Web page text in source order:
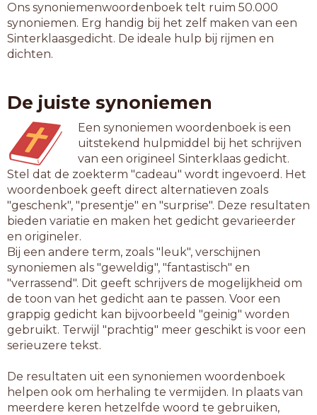
Ons synoniemenwoordenboek telt ruim 50.000
synoniemen. Erg handig bij het zelf maken van een
Sinterklaasgedicht. De ideale hulp bij rijmen en
dichten.
De juiste synoniemen
Een synoniemen woordenboek is een
uitstekend hulpmiddel bij het schrijven
van een origineel Sinterklaas gedicht.
Stel dat de zoekterm "cadeau" wordt ingevoerd. Het
woordenboek geeft direct alternatieven zoals
"geschenk", "presentje" en "surprise". Deze resultaten
bieden variatie en maken het gedicht gevarieerder
en origineler.
Bij een andere term, zoals "leuk", verschijnen
synoniemen als "geweldig", "fantastisch" en
"verrassend". Dit geeft schrijvers de mogelijkheid om
de toon van het gedicht aan te passen. Voor een
grappig gedicht kan bijvoorbeeld "geinig" worden
gebruikt. Terwijl "prachtig" meer geschikt is voor een
serieuzere tekst.
De resultaten uit een synoniemen woordenboek
helpen ook om herhaling te vermijden. In plaats van
meerdere keren hetzelfde woord te gebruiken,